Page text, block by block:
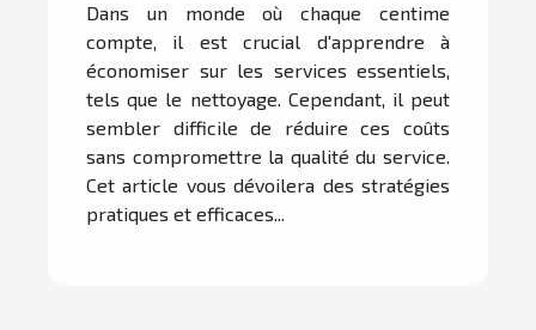
Dans un monde où chaque centime
compte, il est crucial d'apprendre à
économiser sur les services essentiels,
tels que le nettoyage. Cependant, il peut
sembler difficile de réduire ces coûts
sans compromettre la qualité du service.
Cet article vous dévoilera des stratégies
pratiques et efficaces...